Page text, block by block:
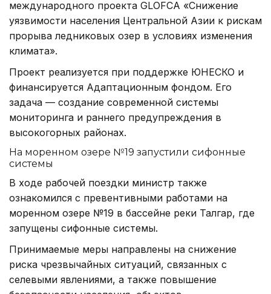
международного проекта GLOFCA «Снижение
уязвимости населения Центральной Азии к рискам
прорыва ледниковых озер в условиях изменения
климата».
Проект реализуется при поддержке ЮНЕСКО и
финансируется Адаптационным фондом. Его
задача — создание современной системы
мониторинга и раннего предупреждения в
высокогорных районах.
На моренном озере №19 запустили сифонные
системы
В ходе рабочей поездки министр также
ознакомился с превентивными работами на
моренном озере №19 в бассейне реки Талгар, где
запущены сифонные системы.
Принимаемые меры направлены на снижение
риска чрезвычайных ситуаций, связанных с
селевыми явлениями, а также повышение